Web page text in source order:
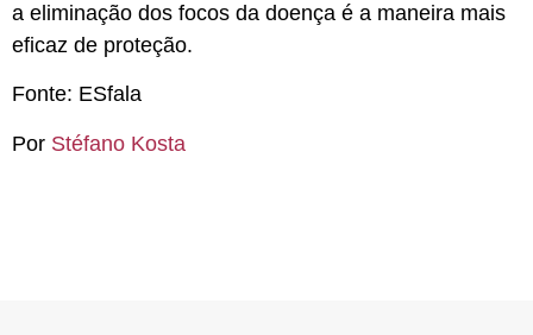
a eliminação dos focos da doença é a maneira mais
eficaz de proteção.
Fonte: ESfala
Por Stéfano Kosta